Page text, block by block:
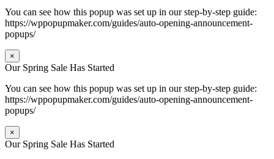
You can see how this popup was set up in our step-by-step guide:
https://wppopupmaker.com/guides/auto-opening-announcement-
popups/
×
Our Spring Sale Has Started
You can see how this popup was set up in our step-by-step guide:
https://wppopupmaker.com/guides/auto-opening-announcement-
popups/
×
Our Spring Sale Has Started